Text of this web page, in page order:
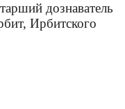
дознаватель
Ирбитского